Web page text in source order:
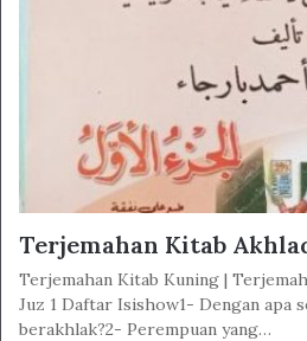
Terjemahan Kitab
Terjemahan Kitab Kuning |
Juz 1 Daftar Isishow1- Dengan apa
berakhlak?2- Perempuan yang…